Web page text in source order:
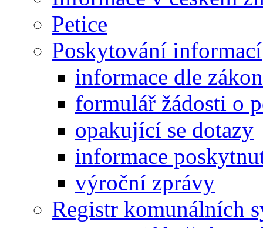
Petice
Poskytování informací
informace dle
formulář žádosti o
opakující se dotazy
informace
výroční zprávy
Registr komunálních